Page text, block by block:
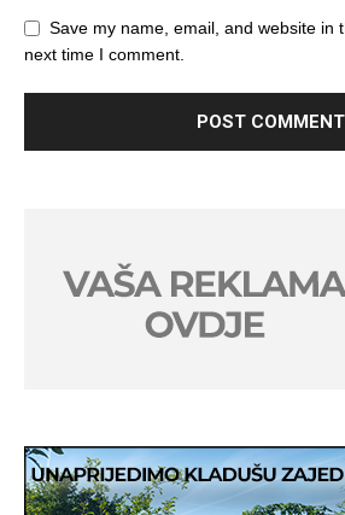
Save my name, email, and website in
next time I comment.